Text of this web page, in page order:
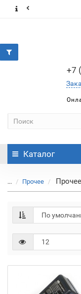
+7
Каталог
... Прочее